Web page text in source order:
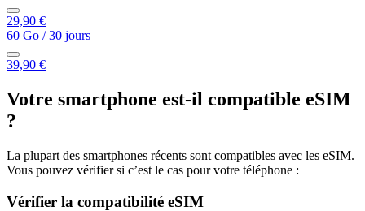
29,90 €
60 Go /30 jours
39,90 €
Votre smartphone est-il compatible eSIM
?
La plupart des smartphones récents sont compatibles avec les eSIM.
Vous pouvez vérifier si c’est le cas pour votre téléphone :
Vérifier la compatibilité eSIM